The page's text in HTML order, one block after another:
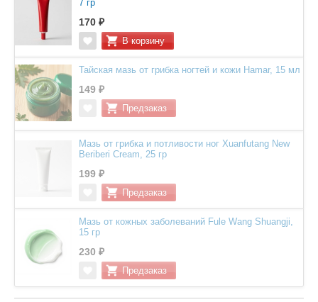
7 гр
170 ₽
Тайская мазь от грибка ногтей и кожи Hamar, 15 мл
149 ₽
Мазь от грибка и потливости ног Xuanfutang New
Beriberi Cream, 25 гр
199 ₽
Мазь от кожных заболеваний Fule Wang Shuangji,
15 гр
230 ₽